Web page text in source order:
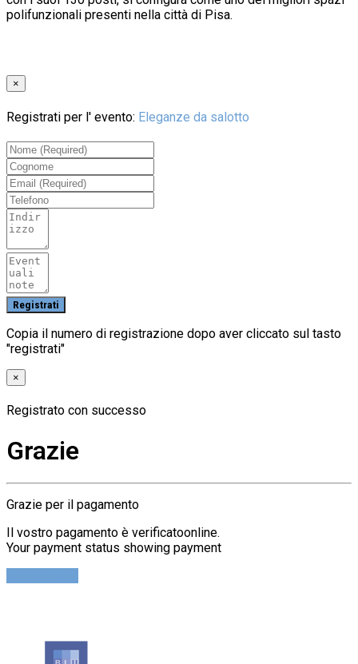
polifunzionali presenti nella città di Pisa.
×
Registrati per l' evento: Eleganze da salotto
Copia il numero di registrazione dopo aver cliccato sul tasto
"registrati"
×
Registrato con successo
Grazie
Grazie per il pagamento
Il vostro pagamento è verificatoonline.
Your payment status showing payment